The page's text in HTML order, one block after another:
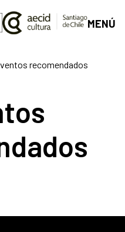
MENÚ
recomendados